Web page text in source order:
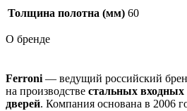
Толщина полотна (мм) 60
О бренде
Ferroni— ведущий российский
на производстве стальных
дверей. Компания основана в 2006